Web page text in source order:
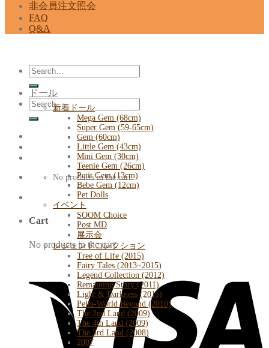
非会員注文照会
FAQ
Q&A
Search
for:
Search
for:
No products in the cart.
Cart
No products in the cart.
ドール
新着ドール
Mega Gem (68cm)
Super Gem (59-65cm)
Gem (60cm)
Little Gem (43cm)
Mini Gem (30cm)
Teenie Gem (26cm)
Petit Gem (13cm)
Bebe Gem (12cm)
Pet Dolls
イベント
SOOM Choice
Post MD
展示会
レジェンドコレクション
Tree of Life (2015)
Fairy Tales (2013~2015)
Legend Collection (2012)
Remaining Story (2011)
Light & Darkness (2011)
Pella-World Beyond (2010)
The 2nd Land (2009)
The 4th Land (2009)
The 3rd Land (2008)
2007